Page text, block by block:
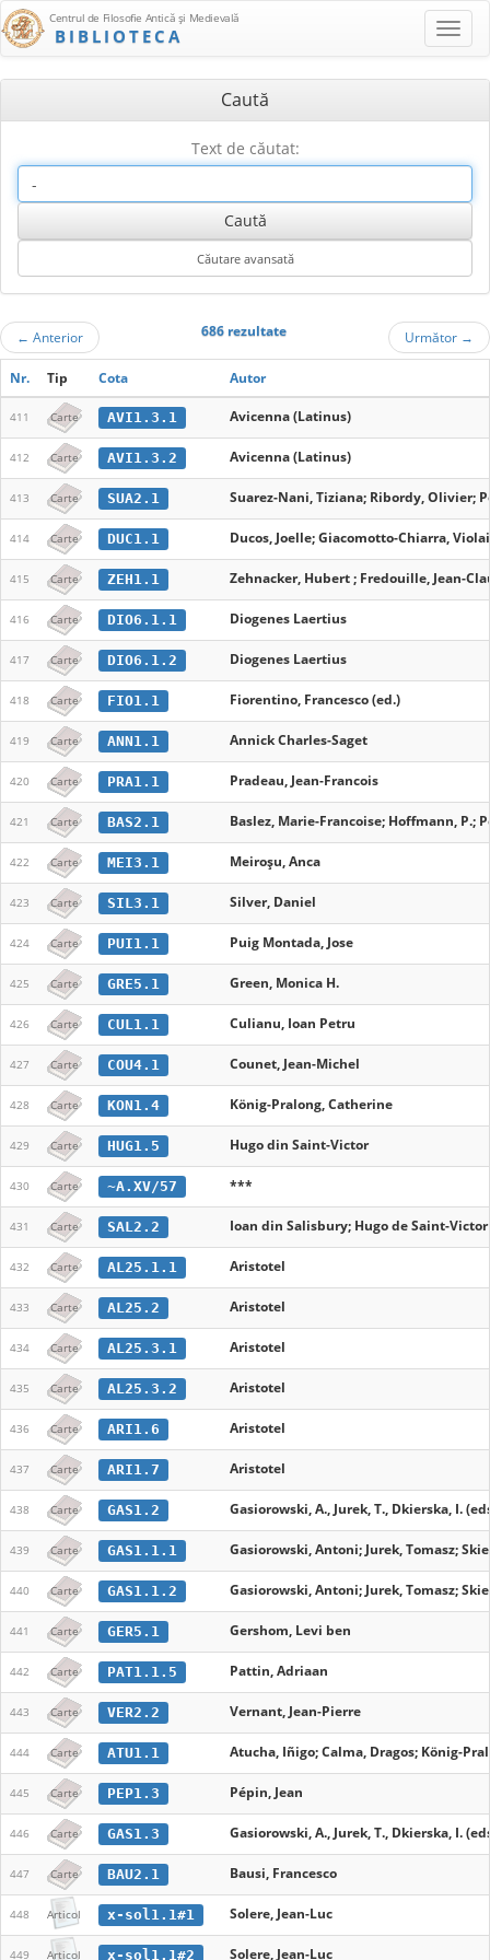
Centrul de Filosofie Antică şi Medievală
BIBLIOTECA
Caută
Text de căutat:
← Anterior 686 rezultate Următor →
Nr. Tip Cota Autor
411 Carte AVI1.3.1 Avicenna (Latinus)
412 Carte AVI1.3.2 Avicenna (Latinus)
413 Carte SUA2.1 Suarez-Nani, Tiziana; Ribordy, Olivier;
414 Carte DUC1.1 Ducos, Joelle; Giacomotto-Chiarra,
415 Carte ZEH1.1 Zehnacker, Hubert ; Fredouille, Jean-
416 Carte DIO6.1.1 Diogenes Laertius
417 Carte DIO6.1.2 Diogenes Laertius
418 Carte FIO1.1 Fiorentino, Francesco (ed.)
419 Carte ANN1.1 Annick Charles-Saget
420 Carte PRA1.1 Pradeau, Jean-Francois
421 Carte BAS2.1 Baslez, Marie-Francoise; Hoffmann, P.;
422 Carte MEI3.1 Meiroșu, Anca
423 Carte SIL3.1 Silver, Daniel
424 Carte PUI1.1 Puig Montada, Jose
425 Carte GRE5.1 Green, Monica H.
426 Carte CUL1.1 Culianu, Ioan Petru
427 Carte COU4.1 Counet, Jean-Michel
428 Carte KON1.4 König-Pralong, Catherine
429 Carte HUG1.5 Hugo din Saint-Victor
430 Carte ~A.XV/57 ***
431 Carte SAL2.2 Ioan din Salisbury; Hugo de Saint-Victor
432 Carte AL25.1.1 Aristotel
433 Carte AL25.2 Aristotel
434 Carte AL25.3.1 Aristotel
435 Carte AL25.3.2 Aristotel
436 Carte ARI1.6 Aristotel
437 Carte ARI1.7 Aristotel
438 Carte GAS1.2 Gasiorowski, A., Jurek, T., Dkierska, I.
439 Carte GAS1.1.1 Gasiorowski, Antoni; Jurek, Tomasz;
440 Carte GAS1.1.2 Gasiorowski, Antoni; Jurek, Tomasz;
441 Carte GER5.1 Gershom, Levi ben
442 Carte PAT1.1.5 Pattin, Adriaan
443 Carte VER2.2 Vernant, Jean-Pierre
444 Carte ATU1.1 Atucha, Iñigo; Calma, Dragos; König-
445 Carte PEP1.3 Pépin, Jean
446 Carte GAS1.3 Gasiorowski, A., Jurek, T., Dkierska, I.
447 Carte BAU2.1 Bausi, Francesco
448 Articol x-sol1.1#1 Solere, Jean-Luc
449 Articol x-sol1.1#2 Solere, Jean-Luc